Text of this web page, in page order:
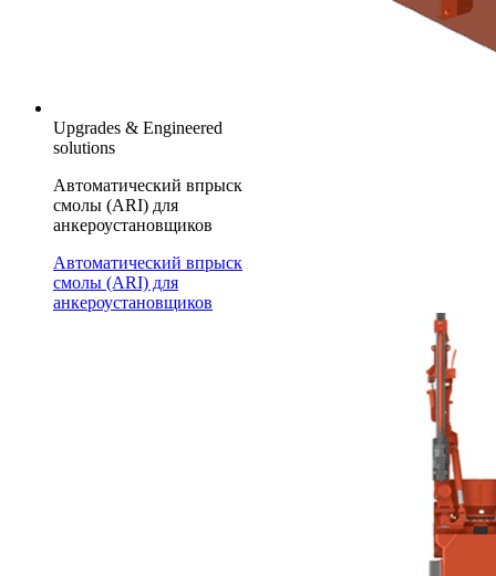
Upgrades & Engineered
solutions
Автоматический впрыск
смолы (ARI) для
анкероустановщиков
Автоматический впрыск
смолы (ARI) для
анкероустановщиков